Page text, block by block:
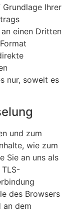
Ihrer
einen Dritten
nur, soweit es
und zum
wie zum
Sie an uns als
des Browsers
an dem